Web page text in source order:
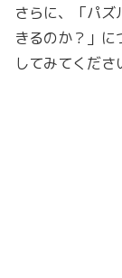
さらに、「パ
きるのか？」
してみてくださ